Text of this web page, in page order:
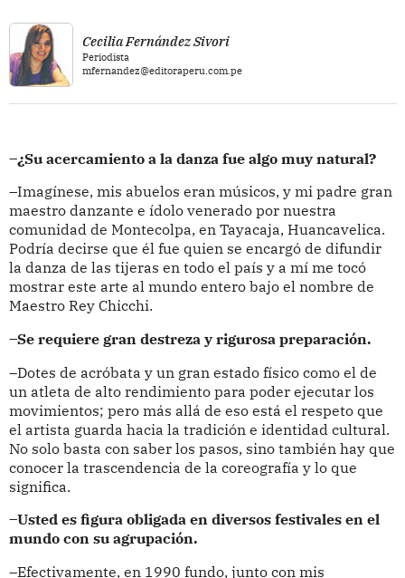
Cecilia Fernández Sivori
Periodista
mfernandez@editoraperu.com.pe
–¿Su acercamiento a la danza fue algo muy natural?
–Imagínese, mis abuelos eran músicos, y mi padre gran
maestro danzante e ídolo venerado por nuestra
comunidad de Montecolpa, en Tayacaja, Huancavelica.
Podría decirse que él fue quien se encargó de difundir
la danza de las tijeras en todo el país y a mí me tocó
mostrar este arte al mundo entero bajo el nombre de
Maestro Rey Chicchi.
–Se requiere gran destreza y rigurosa preparación.
–Dotes de acróbata y un gran estado físico como el de
un atleta de alto rendimiento para poder ejecutar los
movimientos; pero más allá de eso está el respeto que
el artista guarda hacia la tradición e identidad cultural.
No solo basta con saber los pasos, sino también hay que
conocer la trascendencia de la coreografía y lo que
significa.
–Usted es figura obligada en diversos festivales en el
mundo con su agrupación.
–Efectivamente, en 1990 fundo, junto con mis